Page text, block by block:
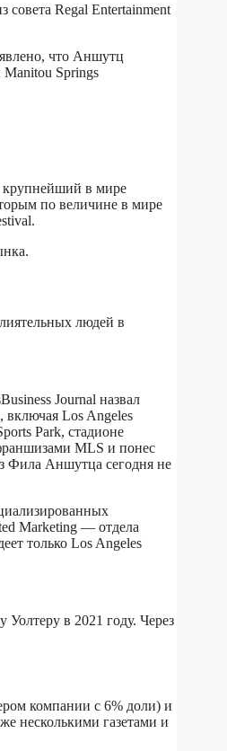
совета Regal Entertainment
что Аншутц
Springs
крупнейший в мире
по величине в мире
людей в
Journal назвал
Los Angeles
Park, стадионе
MLS и понес
Фила Аншутца сегодня не
Marketing — отдела
только Los Angeles
в 2021 году. Через
компании с 6% доли) и
несколькими газетами и